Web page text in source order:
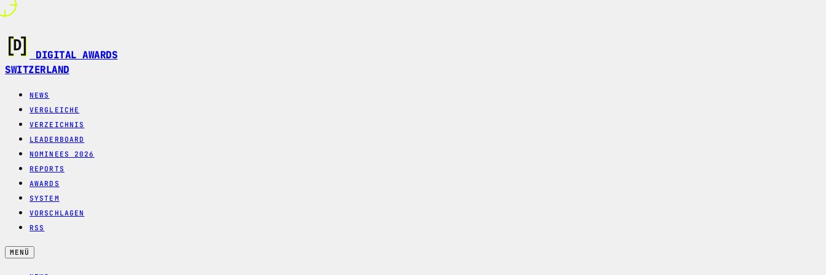
DIGITAL AWARDS
SWITZERLAND
NEWS
VERGLEICHE
VERZEICHNIS
LEADERBOARD
NOMINEES 2026
REPORTS
AWARDS
SYSTEM
VORSCHLAGEN
RSS
MENÜ